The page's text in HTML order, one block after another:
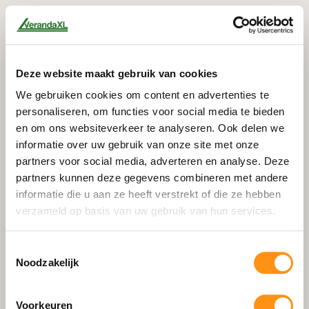
Deze website maakt gebruik van cookies
We gebruiken cookies om content en advertenties te
personaliseren, om functies voor social media te bieden
en om ons websiteverkeer te analyseren. Ook delen we
informatie over uw gebruik van onze site met onze
partners voor social media, adverteren en analyse. Deze
partners kunnen deze gegevens combineren met andere
informatie die u aan ze heeft verstrekt of die ze hebben
verzameld op basis van uw gebruik van hun services.
Noodzakelijk
Voorkeuren